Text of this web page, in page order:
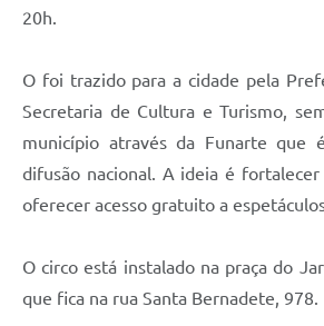
20h.
O foi trazido para a cidade pela
Secretaria de Cultura e Turismo,
município através da Funarte que
difusão nacional. A ideia é
oferecer acesso gratuito a
O circo está instalado na praça do
que fica na rua Santa Bernadete, 978.